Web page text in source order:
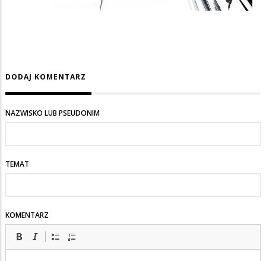
DODAJ KOMENTARZ
NAZWISKO LUB PSEUDONIM
TEMAT
KOMENTARZ